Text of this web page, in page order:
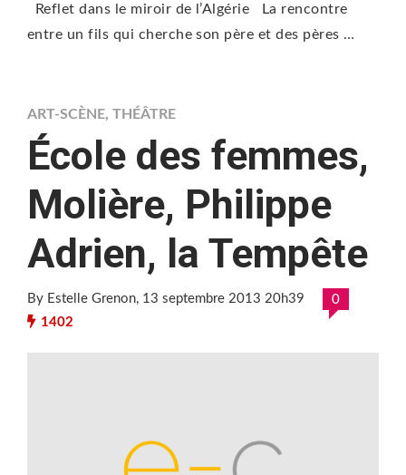
Reflet dans le miroir de l’Algérie La rencontre
entre un fils qui cherche son père et des pères …
ART-SCÈNE, THÉÂTRE
École des femmes,
Molière, Philippe
Adrien, la Tempête
By Estelle Grenon, 13 septembre 2013 20h39
0
1402